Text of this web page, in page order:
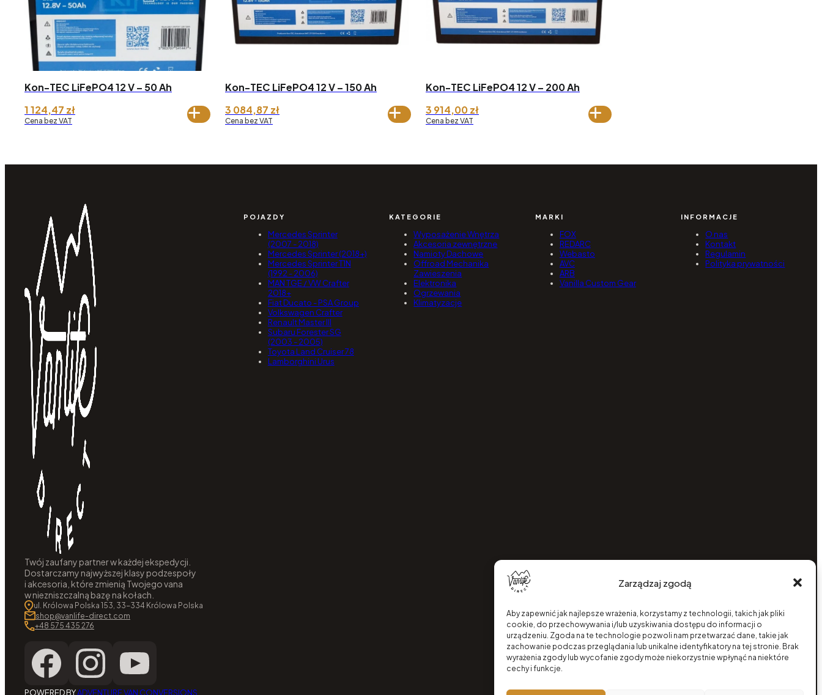
Zarządzaj zgodą
Aby zapewnić jak najlepsze wrażenia, korzystamy z technologii, takich jak pliki
cookie, do przechowywania i/lub uzyskiwania dostępu do informacji o
urządzeniu. Zgoda na te technologie pozwoli nam przetwarzać dane, takie jak
zachowanie podczas przeglądania lub unikalne identyfikatory na tej stronie. Brak
wyrażenia zgody lub wycofanie zgody może niekorzystnie wpłynąć na niektóre
cechy i funkcje.
Kon-TEC LiFePO4 12 V – 50 Ah
1 124,47 zł
Cena bez VAT
Kon-TEC LiFePO4 12 V – 150 Ah
3 084,87 zł
Cena bez VAT
Kon-TEC LiFePO4 12 V – 200 Ah
3 914,00zł
Cena bez VAT
Twój zaufany partner w każdej ekspedycji.
Dostarczamy najwyższej klasy podzespoły
i akcesoria, które zmienią Twojego vana
w niezniszczalną bazę na kołach.
ul. Królowa Polska 153, 33-334 Królowa Polska
shop@vanlife-direct.com
+48 575 435 276
POJAZDY
Mercedes Sprinter
(2007 - 2018)
Mercedes Sprinter (2018+)
Mercedes Sprinter T1N
(1992 - 2006)
MAN TGE / VW Crafter
2018+
Fiat Ducato - PSA Group
Volkswagen Crafter
Renault Master III
Subaru Forester SG
(2003 - 2005)
Toyota Land Cruiser 78
Lamborghini Urus
KATEGORIE
Wyposażenie Wnętrza
Akcesoria zewnętrzne
Namioty Dachowe
Offroad Mechanika
Zawieszenia
Elektronika
Ogrzewania
Klimatyzacje
MARKI
FOX
REDARC
Webasto
AVC
ARB
Vanilla Custom Gear
INFORMACJE
O nas
Kontakt
Regulamin
Polityka prywatności
POWERED BYADVENTURE VAN CONVERSIONS